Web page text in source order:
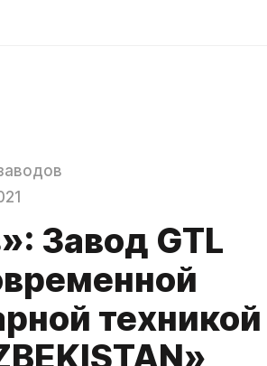
Завод GTL
техникой